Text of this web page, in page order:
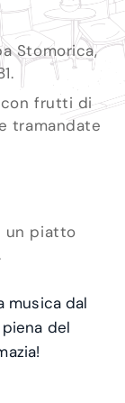
Stomorica,
con frutti di
tramandate
un piatto
musica dal
del